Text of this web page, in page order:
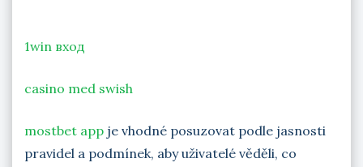
1win вход
casino med swish
mostbet app je vhodné posuzovat podle jasnosti
pravidel a podmínek, aby uživatelé věděli, co